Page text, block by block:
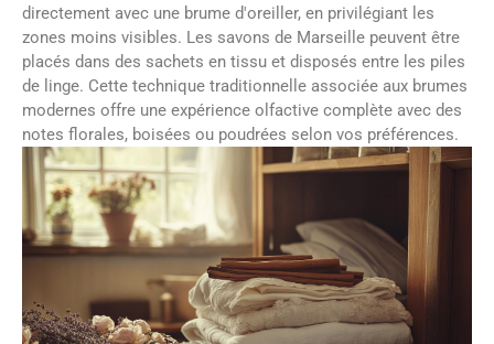
directement avec une brume d'oreiller, en privilégiant les
zones moins visibles. Les savons de Marseille peuvent être
placés dans des sachets en tissu et disposés entre les piles
de linge. Cette technique traditionnelle associée aux brumes
modernes offre une expérience olfactive complète avec des
notes florales, boisées ou poudrées selon vos préférences.